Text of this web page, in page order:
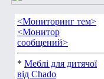
<Мониторинг тем>
<Монитор
сообщений>
* Меблі для дитячої
від Chado